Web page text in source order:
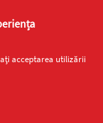
acceptarea utilizării